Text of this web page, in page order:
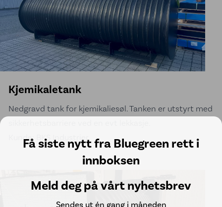
Få siste nytt fra Bluegreen rett i
innboksen
Meld deg på vårt nyhetsbrev
Sendes ut én gang i måneden
Kjemikaletank
Nedgravd tank for kjemikaliesøl. Tanken er utstyrt med
Kunde: BKS Industrier